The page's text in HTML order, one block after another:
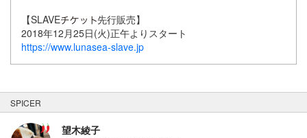
【SLAVE
先行販売】
2018年12月25日(火)正午よりスタート
https://www.lunasea-slave.jp
SPICER
望木綾子